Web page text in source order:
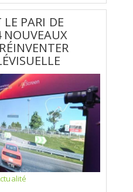
LE PARI DE
NOUVEAUX